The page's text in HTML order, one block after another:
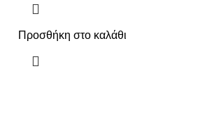
Προσθήκη στο καλάθι